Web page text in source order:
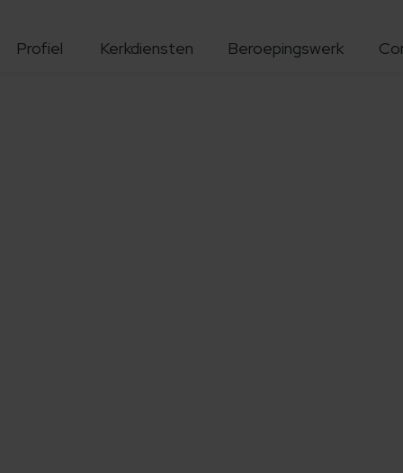
Profiel Kerkdiensten Beroepingswerk